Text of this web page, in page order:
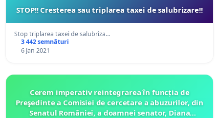
STOP!! Cresterea sau triplarea taxei de salubrizare!!
Stop triplarea taxei de salubriza…
3 442 semnături
6 Jan 2021
Cerem imperativ reintegrarea în funcția de
Preşedinte a Comisiei de cercetare a abuzurilor, din
Senatul României, a doamnei senator, Diana